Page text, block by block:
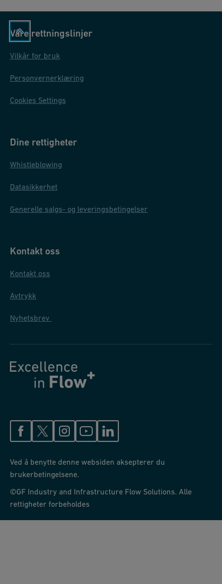
Les merher.
Våre rettningslinjer
Vilkår for bruk
Personvernerklæring
Cookies Settings
Dine rettigheter
Whistleblowing
Datasikkerhet
Generelle salgs- og leveringsbetingelser
Kontakt oss
Kontakt oss
Avtrykk
Nyhetsbrev
Ved å benytte denne websiden aksepterer du
brukerbetingelsene.
©GF Industry and Infrastructure Flow Solutions. Alle
rettigheter forbeholdes